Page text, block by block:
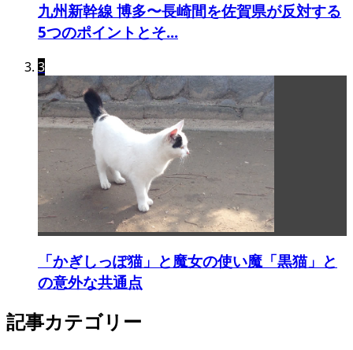
九州新幹線 博多〜長崎間を佐賀県が反対する
5つのポイントとそ...
3
「かぎしっぽ猫」と魔女の使い魔「黒猫」と
の意外な共通点
記事カテゴリー